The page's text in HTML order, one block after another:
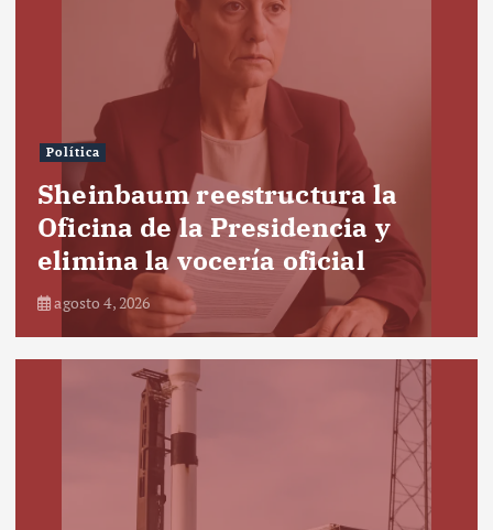
Política
Sheinbaum reestructura la
Oficina de la Presidencia y
elimina la vocería oficial
agosto 4, 2026